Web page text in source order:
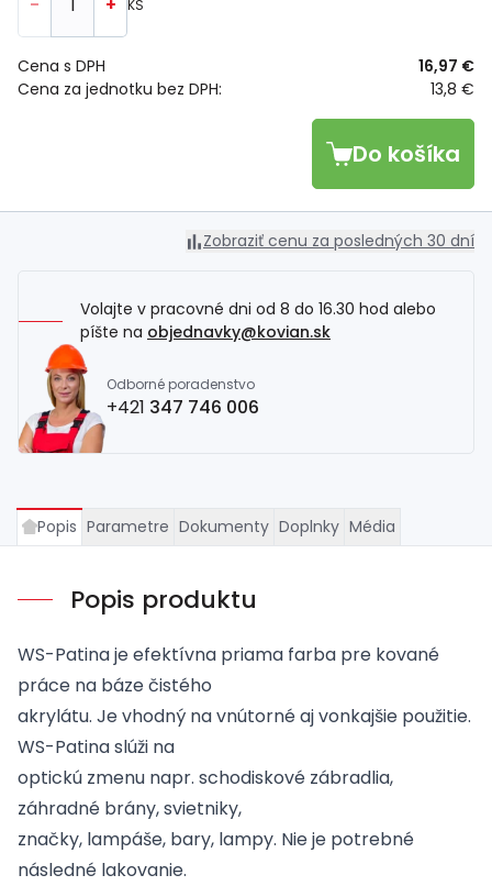
KS
Cena za jednotku bez DPH: 13,8 €
Cena s DPH 16,97 €
Do košíka
Zobraziť cenu za posledných 30 dní
Volajte v pracovné dni od 8 do 16.30 hod alebo
píšte na objednavky@kovian.sk
Odborné poradenstvo
+421 347 746 006
Popis Parametre Dokumenty Doplnky Média
Popis produktu
WS-Patina je efektívna priama farba pre kované
práce na báze čistého
akrylátu. Je vhodný na vnútorné aj vonkajšie použitie.
WS-Patina slúži na
optickú zmenu napr. schodiskové zábradlia,
záhradné brány, svietniky,
značky, lampáše, bary, lampy. Nie je potrebné
následné lakovanie.